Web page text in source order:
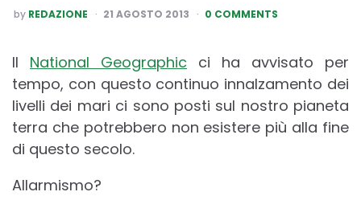
POSTED
BY
by REDAZIONE 21 AGOSTO 2013 0 COMMENTS
Il National Geographic ci ha avvisato per
tempo, con questo continuo innalzamento dei
livelli dei mari ci sono posti sul nostro pianeta
terra che potrebbero non esistere più alla fine
di questo secolo.
Allarmismo?